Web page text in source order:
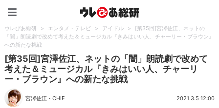
ウレぴあ総研 > エンタメ・テレビ > アイドル >
[第35回]宮澤佐江、ネットの
「闇」朗読劇で改めて考えた＆ミュージカル『きみはいい人、チャーリー・ブラウン』
への新たな挑戦
[第35回]宮澤佐江、ネットの「闇」朗読劇で改めて
考えた＆ミュージカル『きみはいい人、チャーリ
ー・ブラウン』への新たな挑戦
宮澤佐江 ・CHIE 2021.3.5 12:00